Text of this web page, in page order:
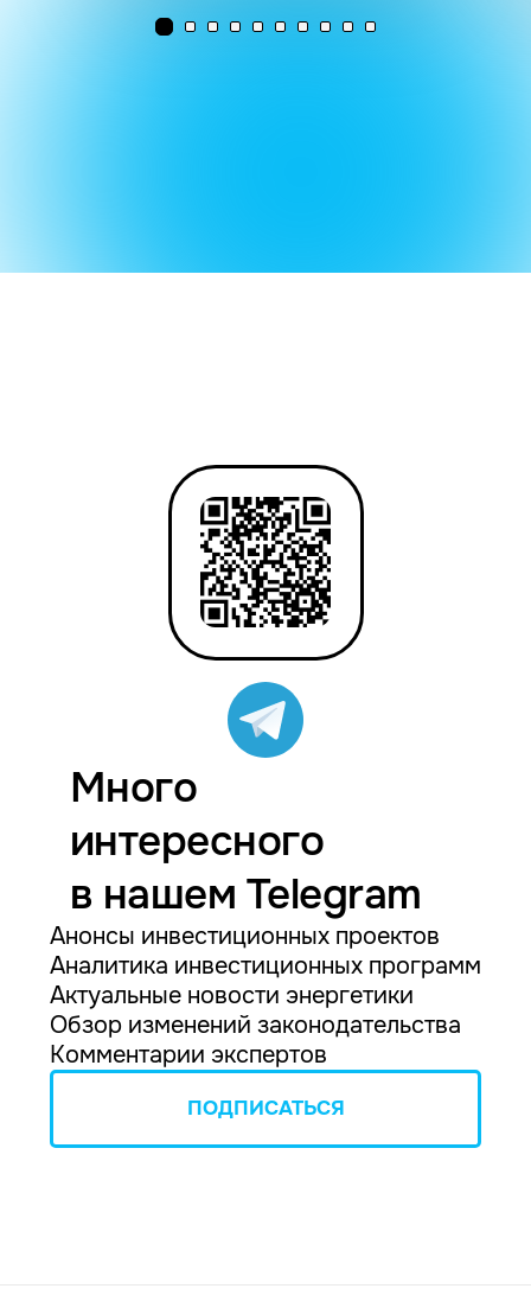
Много
интересного
в нашем Telegram
Анонсы инвестиционных проектов
Аналитика инвестиционных программ
Актуальные новости энергетики
Обзор изменений законодательства
Комментарии экспертов
ПОДПИСАТЬСЯ